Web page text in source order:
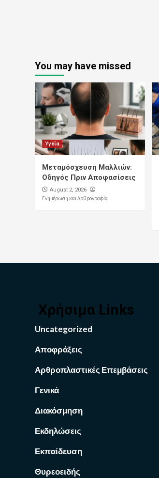
You may have missed
Υγεία
Μεταμόσχευση Μαλλιών:
Οδηγός Πριν Αποφασίσεις
August 2, 2026
Ενημέρωση και Αρθρογραφία
Χρήσιμα Links
Uncategorized
Αποφράξεις
Αρθροπλαστικές Επεμβάσεις
Γενικά
Διακόσμηση
Εκδηλώσεις
Εκπαίδευση
Θυρεοειδής